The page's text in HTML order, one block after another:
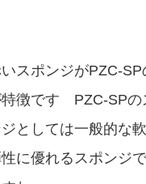
スポンジがPZC-
徴です PZC-SPの
としては一般的な
に優れるスポンジ